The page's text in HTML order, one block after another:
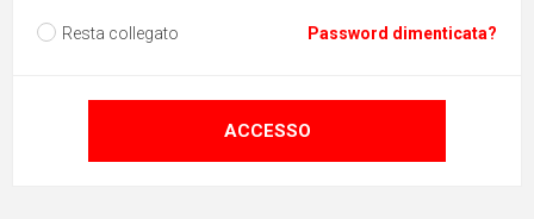
Resta collegato Password dimenticata?
ACCESSO